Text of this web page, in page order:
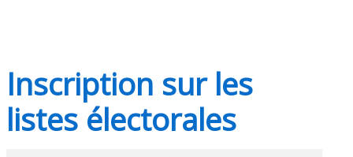
Inscription sur les
listes électorales